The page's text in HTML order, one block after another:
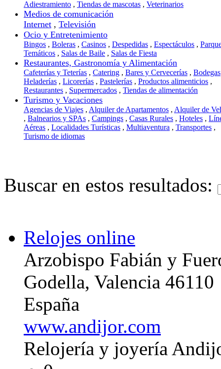
Adiestramiento , Tiendas de mascotas , Veterinarios
Medios de comunicación
Internet , Televisión
Ocio y Entretenimiento
Bingos , Boleras , Casinos , Despedidas , Espectáculos ,
Temáticos , Salas de Baile , Salas de Fiesta
Restaurantes, Gastronomía y Alimentación
Cafeterías y Teterías , Catering , Bares y Cervecerías , Bodegas
Heladerías , Licorerías , Pastelerías , Productos alimenticios ,
Restaurantes , Supermercados , Tiendas de alimentación
Turismo y Vacaciones
Agencias de Viajes , Alquiler de Apartamentos , Alquiler de
, Balnearios y SPAs , Campings , Casas Rurales , Hoteles ,
Aéreas , Localidades Turísticas , Multiaventura , Transportes ,
Turismo de idiomas
Buscar en estos resultados:
Relojes online
Arzobispo Fabián y
Godella, Valencia 46110
España
www.andijor.com
Relojería y joyería